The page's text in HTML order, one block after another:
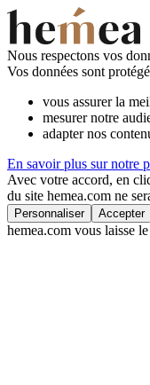
Nous respectons vos
Vos données sont
vous assurer la
mesurer notre
adapter nos
En savoir plus sur notre
Avec votre accord, en
du site hemea.com ne
Personnaliser Accepter
hemea.com vous laisse